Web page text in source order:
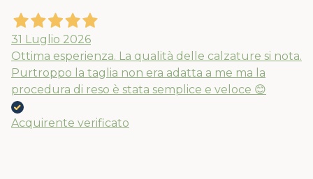
31 Luglio 2026
Ottima esperienza. La qualità delle calzature si nota.
Purtroppo la taglia non era adatta a me ma la
procedura di reso è stata semplice e veloce 😊
Acquirente verificato